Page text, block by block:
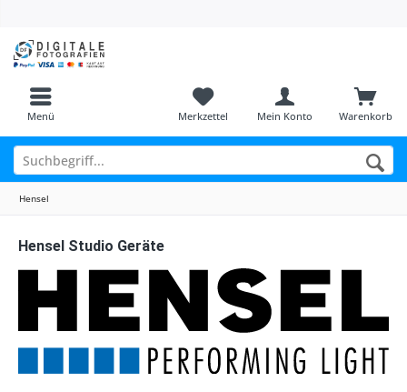
Menü Warenkorb
Merkzettel Mein Konto
Hensel
Hensel Studio Geräte